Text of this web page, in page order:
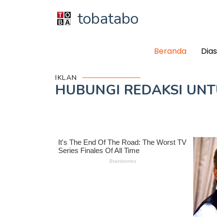
tobatabo
Beranda
IKLAN
HUBUNGI REDAKSI